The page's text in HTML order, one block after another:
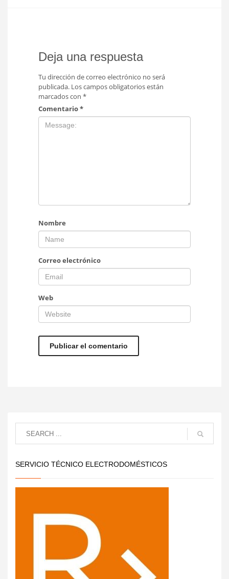
Deja una respuesta
Tu dirección de correo electrónico no será
publicada. Los campos obligatorios están
marcados con *
Comentario*
Nombre
Correo electrónico
Web
SERVICIO TÉCNICO ELECTRODOMÉSTICOS